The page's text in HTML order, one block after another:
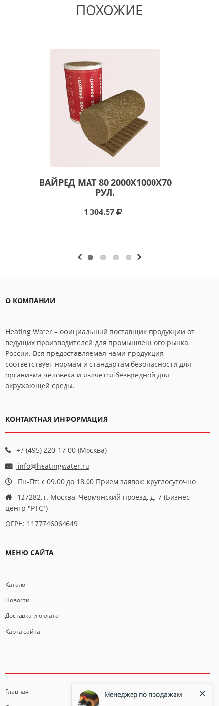
ПОХОЖИЕ
ВАЙРЕД МАТ 80 2000X1000X70
РУЛ.
1 304.57
О КОМПАНИИ
Heating Water – официальный поставщик продукции от
ведущих производителей для промышленного рынка
России. Вся предоставляемая нами продукция
соответствует нормам и стандартам безопасности для
организма человека и является безвредной для
окружающей среды.
КОНТАКТНАЯ ИНФОРМАЦИЯ
+7 (495) 220-17-00 (Москва)
info@heatingwater.ru
Пн-Пт: с 09.00 до 18.00 Прием заявок: круглосуточно
127282, г. Москва, Чермянский проезд, д. 7 (Бизнес
центр "РТС")
ОГРН: 1177746064649
МЕНЮ САЙТА
Каталог
Новости
Доставка и оплата
Карта сайта
Главная
Менеджер по продажам